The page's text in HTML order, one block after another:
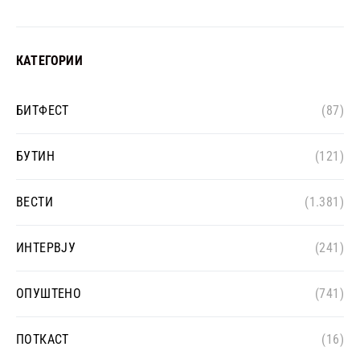
КАТЕГОРИИ
БИТФЕСТ (87)
БУТИН (121)
ВЕСТИ (1.381)
ИНТЕРВЈУ (241)
ОПУШТЕНО (741)
ПОТКАСТ (16)